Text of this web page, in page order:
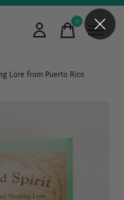
0items
Lore from Puerto Rico